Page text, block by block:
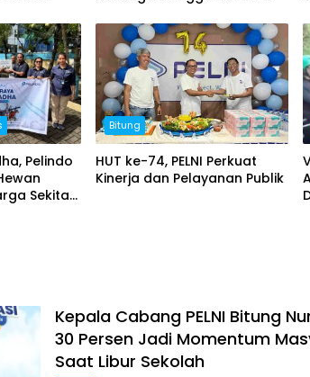
Pelindo
Sekitar
Bitung
HUT ke-74, PELNI Perkuat
Kinerja dan Pelayanan Publik
Kepala Cabang PELNI Bitung
30 Persen Jadi Momentum
Saat Libur Sekolah